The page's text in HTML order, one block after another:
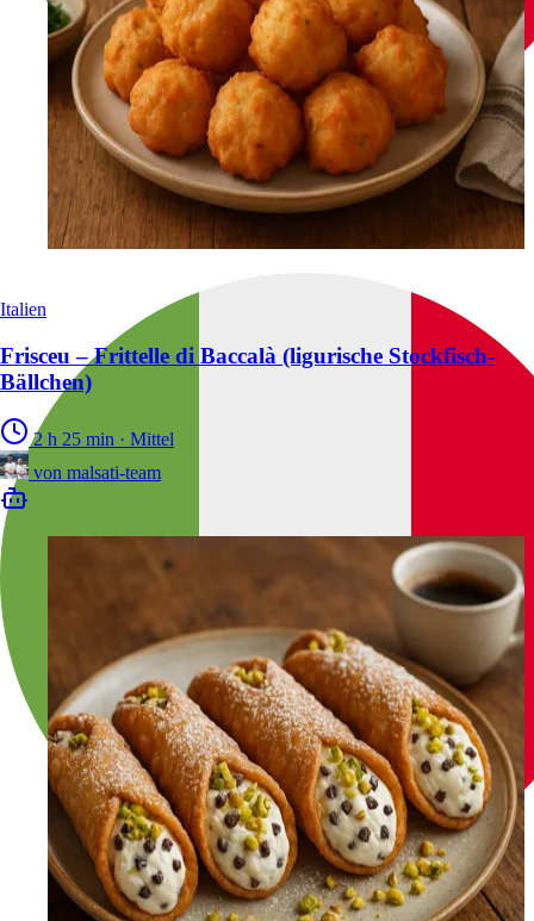
Italien
Frisceu – Frittelle di Baccalà (ligurische Stockfisch-
Bällchen)
2 h 25 min · Mittel
von malsati-team